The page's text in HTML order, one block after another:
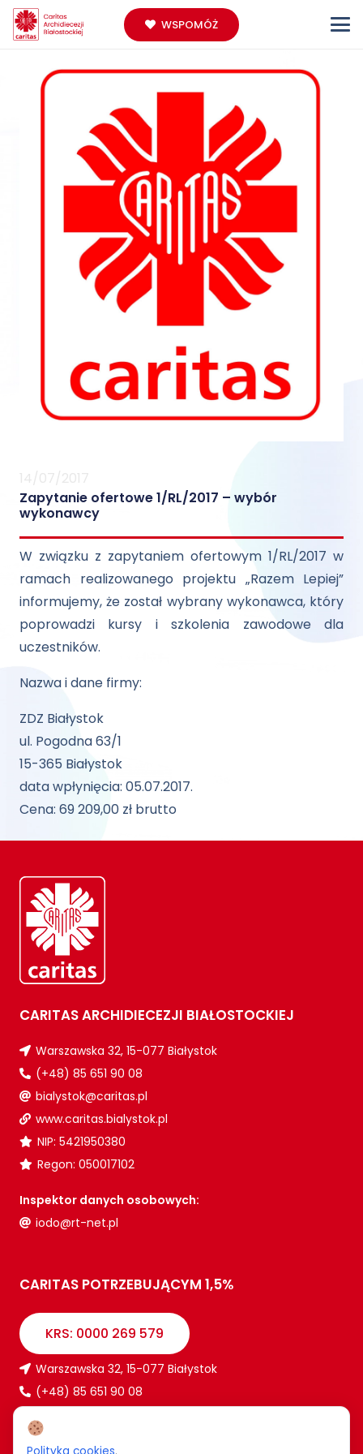
WSPOMÓŻ
Zapytanie ofertowe 1/RL/2017 – wybór
wykonawcy
W związku z zapytaniem ofertowym 1/RL/2017 w
ramach realizowanego projektu „Razem Lepiej”
informujemy, że został wybrany wykonawca, który
poprowadzi kursy i szkolenia zawodowe dla
uczestników.
Nazwa i dane firmy:
ZDZ Białystok
ul. Pogodna 63/1
15-365 Białystok
data wpłynięcia: 05.07.2017.
Cena: 69 209,00 zł brutto
CARITAS ARCHIDIECEZJI BIAŁOSTOCKIEJ
Warszawska 32, 15-077 Białystok
(+48) 85 651 90 08
bialystok@caritas.pl
www.caritas.bialystok.pl
NIP: 5421950380
Regon: 050017102
Inspektor danych osobowych:
iodo@rt-net.pl
CARITAS POTRZEBUJĄCYM 1,5%
KRS: 0000 269 579
Warszawska 32, 15-077 Białystok
(+48) 85 651 90 08
bialystok@caritas.pl